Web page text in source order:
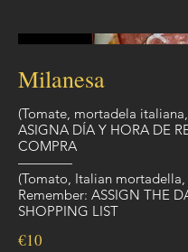
Milanesa
(Tomate, mortadela
ASIGNA DÍA Y HORA DE
COMPRA
————
(Tomato, Italian
Remember: ASSIGN THE
SHOPPING LIST
€10